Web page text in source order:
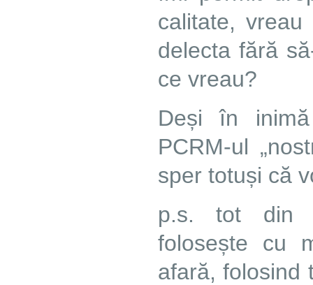
calitate,
delecta fără
ce vreau?
Deși în
PCRM-ul
sper totuși că
p.s. tot din
folosește cu
afară, folosind